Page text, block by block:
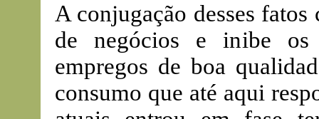
A conjugação desses
de negócios e inibe os
empregos de boa
consumo que até aqui